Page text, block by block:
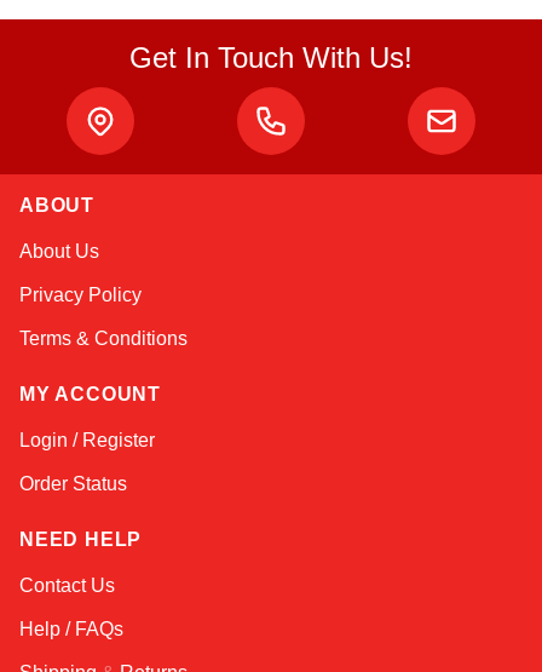
Get In Touch With Us!
ABOUT
About Us
Privacy Policy
Terms & Conditions
MY ACCOUNT
Login / Register
Order Status
NEED HELP
Contact Us
Help / FAQs